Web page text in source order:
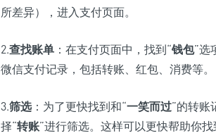
所差异），进入支付页面。
2.查找账单 ：在支付页面中，找到“钱包”选
微信支付记录，包括转账、红包、消费等。
3.筛选：为了更快找到和“一笑而过”的转账
择“转账”进行筛选。这样可以更快帮助你找